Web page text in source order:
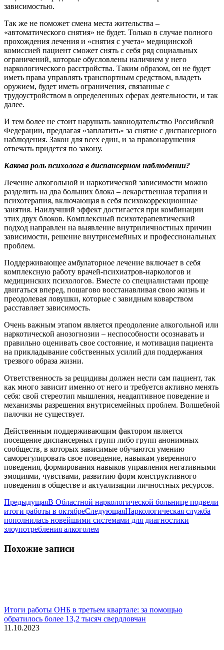
зависимостью.
Так же не поможет смена места жительства –
«автоматического снятия» не будет. Только в случае полного
прохождения лечения и «снятия с учета» медицинской
комиссией пациент сможет снять с себя ряд социальных
ограничений, которые обусловлены наличием у него
наркологического расстройства. Таким образом, он не будет
иметь права управлять транспортным средством, владеть
оружием, будет иметь ограничения, связанные с
трудоустройством в определенных сферах деятельности, и так
далее.
И тем более не стоит нарушать законодательство Российской
Федерации, предлагая «заплатить» за снятие с диспансерного
наблюдения. Закон для всех един, и за правонарушения
отвечать придется по закону.
Какова роль психолога в диспансерном наблюдении?
Лечение алкогольной и наркотической зависимости можно
разделить на два больших блока – лекарственная терапия и
психотерапия, включающая в себя психокоррекционные
занятия. Наилучший эффект достигается при комбинации
этих двух блоков. Комплексный психотерапевтический
подход направлен на выявление внутриличностных причин
зависимости, решение внутрисемейных и профессиональных
проблем.
Поддерживающее амбулаторное лечение включает в себя
комплексную работу врачей-психиатров-наркологов и
медицинских психологов. Вместе со специалистами проще
двигаться вперед, пошагово восстанавливая свою жизнь и
преодолевая ловушки, которые с завидным коварством
расставляет зависимость.
Очень важным этапом является преодоление алкогольной или
наркотической анозогнозии – неспособности осознавать и
правильно оценивать свое состояние, и мотивация пациента
на прикладывание собственных усилий для поддержания
трезвого образа жизни.
Ответственность за рецидивы должен нести сам пациент, так
как много зависит именно от него и требуется активно менять
себя: свой стереотип мышления, неадаптивное поведение и
механизмы разрешения внутрисемейных проблем. Волшебной
палочки не существует.
Действенным поддерживающим фактором является
посещение диспансерных групп либо групп анонимных
сообществ, в которых зависимые обучаются умению
саморегулировать свое поведение, навыкам уверенного
поведения, формирования навыков управления негативными
эмоциями, чувствами, развитию форм конструктивного
поведения в обществе и актуализации личностных ресурсов.
Навигация
по
записям
ПредыдущаяПредыдущая
запись:
В Областной наркологической больнице подвели
итоги работы в октябреСледующаяСледующая
запись:
Наркологическая служба
пополнилась новейшими системами для диагностики
злоупотребления алкоголем
Похожие записи
Итоги работы ОНБ в третьем квартале: за помощью
обратилось более 13,2 тысяч свердловчан
11.10.2023